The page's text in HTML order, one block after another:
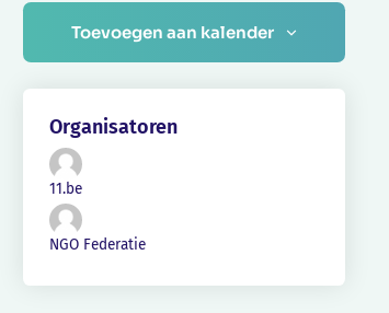
Toevoegen aan kalender
Organisatoren
11.be
NGO Federatie